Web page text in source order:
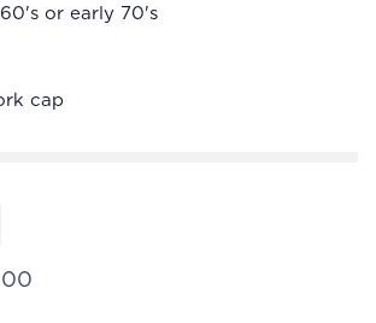
or early 70's
cap